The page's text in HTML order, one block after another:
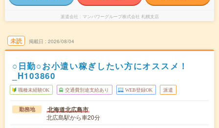
派遣会社 マンパワーグループ株式会社 札幌支店
未読 掲載日 2026/08/04
○日勤○お小遣い稼ぎしたい方にオススメ！
_H103860
職種未経験OK 交通費別途支給あり WEB登録OK 派遣
勤務地 北海道北広島市
北広島駅から車20分